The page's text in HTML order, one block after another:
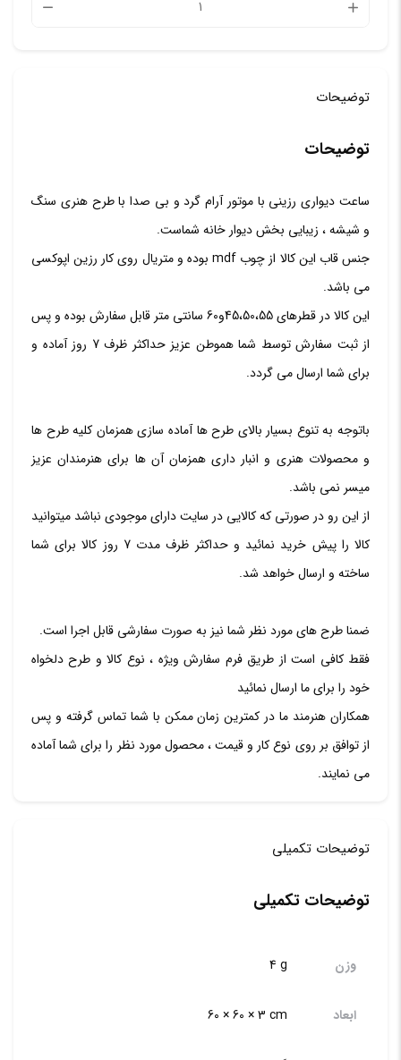
توضیحات
توضیحات
ساعت دیواری رزینی با موتور آرام گرد و بی صدا با طرح هنری سنگ
و شیشه ، زیبایی بخش دیوار خانه شماست.
جنس قاب این کالا از چوب mdf بوده و متریال روی کار رزین اپوکسی
می باشد.
این کالا در قطرهای 45،50،55و60 سانتی متر قابل سفارش بوده و پس
از ثبت سفارش توسط شما هموطن عزیز حداکثر ظرف 7 روز آماده و
برای شما ارسال می گردد.
باتوجه به تنوع بسیار بالای طرح ها آماده سازی همزمان کلیه طرح ها
و محصولات هنری و انبار داری همزمان آن ها برای هنرمندان عزیز
میسر نمی باشد.
از این رو در صورتی که کالایی در سایت دارای موجودی نباشد میتوانید
کالا را پیش خرید نمائید و حداکثر ظرف مدت 7 روز کالا برای شما
ساخته و ارسال خواهد شد.
ضمنا طرح های مورد نظر شما نیز به صورت سفارشی قابل اجرا است.
فقط کافی است از طریق فرم سفارش ویژه ، نوع کالا و طرح دلخواه
خود را برای ما ارسال نمائید
همکاران هنرمند ما در کمترین زمان ممکن با شما تماس گرفته و پس
از توافق بر روی نوع کار و قیمت ، محصول مورد نظر را برای شما آماده
می نمایند.
توضیحات تکمیلی
توضیحات تکمیلی
وزن 4 g
ابعاد 60 × 60 × 3 cm